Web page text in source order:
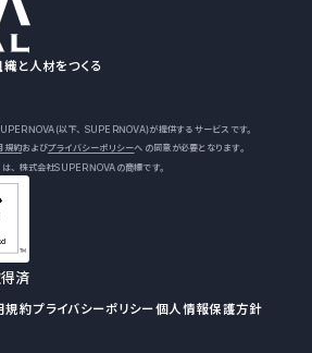
と人材をつくる
（以下、SUPERNOVA）が提供するサービスです。
規約およびプライバシーポリシーへの同意が必要となります。
、株式会社SUPERNOVAの商標です。
済
規約プライバシーポリシー個人情報保護方針